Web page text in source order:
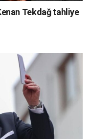
Tekdağ tahliye